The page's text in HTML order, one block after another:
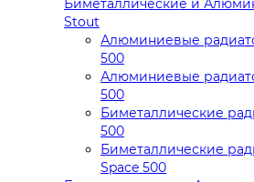
Биметаллические и
Stout
Алюминиевые
500
Алюминиевые
500
Биметаллические
500
Биметаллические
Space 500